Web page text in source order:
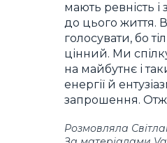
мають ревність і
до цього життя.
голосувати, бо
цінний. Ми
на майбутнє і
енергії й
запрошення.
Розмовляла